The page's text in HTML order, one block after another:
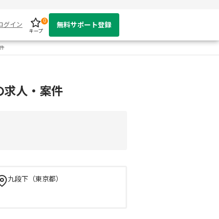
グイン
キープ
0
無料サポート登録
求人・案件
九段下（東京都）